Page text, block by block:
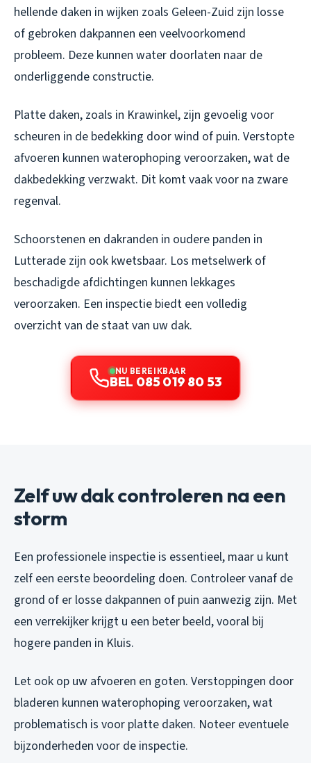
hellende daken in wijken zoals Geleen-Zuid zijn losse
of gebroken dakpannen een veelvoorkomend
probleem. Deze kunnen water doorlaten naar de
onderliggende constructie.
Platte daken, zoals in Krawinkel, zijn gevoelig voor
scheuren in de bedekking door wind of puin. Verstopte
afvoeren kunnen waterophoping veroorzaken, wat de
dakbedekking verzwakt. Dit komt vaak voor na zware
regenval.
Schoorstenen en dakranden in oudere panden in
Lutterade zijn ook kwetsbaar. Los metselwerk of
beschadigde afdichtingen kunnen lekkages
veroorzaken. Een inspectie biedt een volledig
overzicht van de staat van uw dak.
NU BEREIKBAAR
BEL 085 019 80 53
Zelf uw dak controleren na een
storm
Een professionele inspectie is essentieel, maar u kunt
zelf een eerste beoordeling doen. Controleer vanaf de
grond of er losse dakpannen of puin aanwezig zijn. Met
een verrekijker krijgt u een beter beeld, vooral bij
hogere panden in Kluis.
Let ook op uw afvoeren en goten. Verstoppingen door
bladeren kunnen waterophoping veroorzaken, wat
problematisch is voor platte daken. Noteer eventuele
bijzonderheden voor de inspectie.